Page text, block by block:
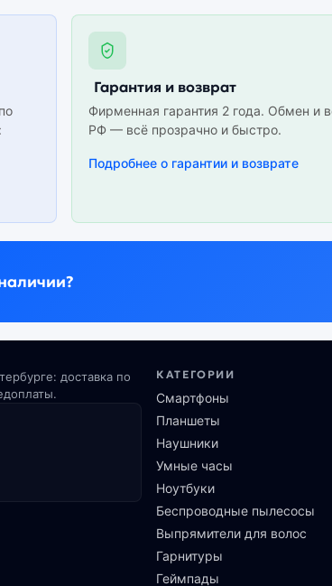
Гарантия и возврат
Фирменная гарантия 2 года. Обмен и
РФ — всё прозрачно и быстро.
Подробнее о гарантии и возврате
доставка по
КАТЕГОРИИ
Смартфоны
Планшеты
Наушники
Умные часы
Ноутбуки
Беспроводные пылесосы
Выпрямители для волос
Гарнитуры
Геймпады